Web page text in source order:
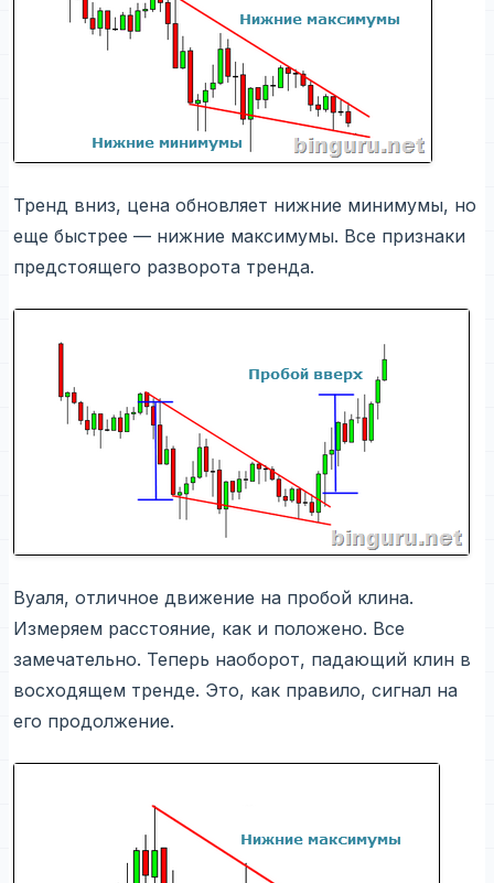
Тренд вниз, цена обновляет нижние минимумы, но
еще быстрее — нижние максимумы. Все признаки
предстоящего разворота тренда.
Вуаля, отличное движение на пробой клина.
Измеряем расстояние, как и положено. Все
замечательно. Теперь наоборот, падающий клин в
восходящем тренде. Это, как правило, сигнал на
его продолжение.